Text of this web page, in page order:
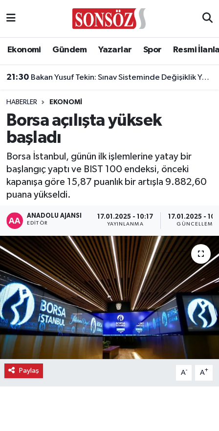
Ekonomi Gündem Yazarlar Spor Resmi
21:30 Bakan Yusuf Tekin: Sınav Sisteminde Değişiklik Yok, Sorular Yeni Müfredata Uygun Olacak
HABERLER EKONOMI
Borsa açılışta yüksek
başladı
Borsa İstanbul, günün ilk işlemlerine yatay bir
başlangıç yaptı ve BIST 100 endeksi, önceki
kapanışa göre 15,87 puanlık bir artışla 9.882,60
puana yükseldi.
ANADOLU AJANSI
EDITÖR
17.01.2025 - 10:17
YAYINLANMA
17.01.2025 -
GÜNCELLEME
Paylaş A- A+
Asayiş
Çevre
Diğer
Dünya
Eğitim
Ekonomi
Eleman
Emlak
Gündem
Gurme
Haber
Ankara Nöbetçi Eczaneler
Ankara Trafik Yoğunluk Haritası
Süper Lig Puan Durumu ve Fikstür
Tüm Manşetler
Son Dakika Haberleri
Haber Arşivi